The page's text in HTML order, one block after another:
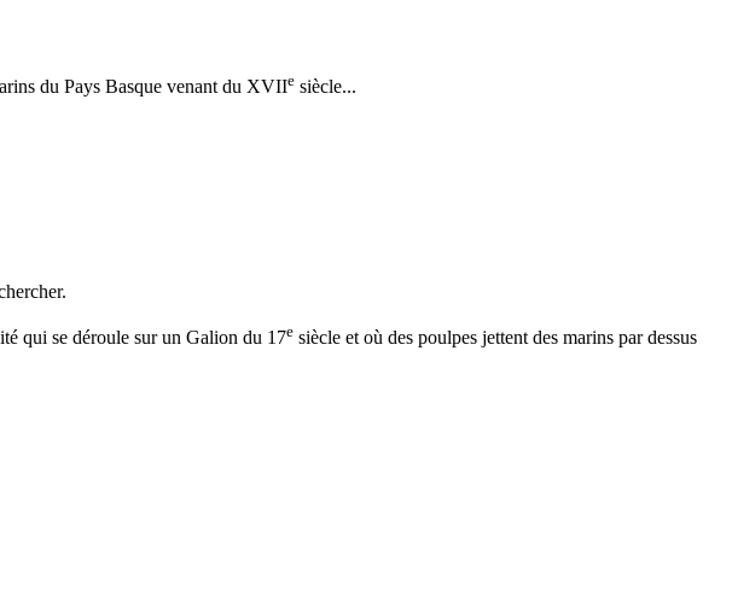
du Pays Basque venant du XVIIe siècle...
qui se déroule sur un Galion du 17e siècle et où des poulpes jettent des marins par dessus